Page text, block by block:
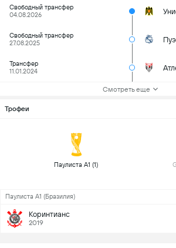
Свободный трансфер
04.08.2026
Свободный трансфер
27.08.2025
Трансфер
11.01.2024
Смотреть еще
Трофеи
Паулиста А1 (Бразилия)
Коринтианс
2019